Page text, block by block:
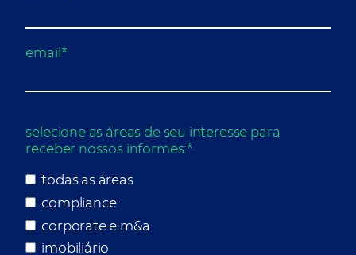
email*
selecione as áreas de seu interesse para
receber nossos informes:*
todas as áreas
compliance
corporate e m&a
imobiliário